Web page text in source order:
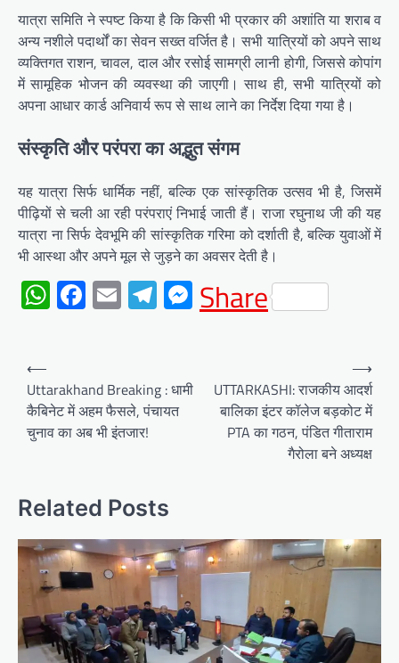
यात्रा समिति ने स्पष्ट किया है कि किसी भी प्रकार की अशांति या शराब व
अन्य नशीले पदार्थों का सेवन सख्त वर्जित है। सभी यात्रियों को अपने साथ
व्यक्तिगत राशन, चावल, दाल और रसोई सामग्री लानी होगी, जिससे कोपांग
में सामूहिक भोजन की व्यवस्था की जाएगी। साथ ही, सभी यात्रियों को
अपना आधार कार्ड अनिवार्य रूप से साथ लाने का निर्देश दिया गया है।
संस्कृति और परंपरा का अद्भुत संगम
यह यात्रा सिर्फ धार्मिक नहीं, बल्कि एक सांस्कृतिक उत्सव भी है, जिसमें
पीढ़ियों से चली आ रही परंपराएं निभाई जाती हैं। राजा रघुनाथ जी की यह
यात्रा ना सिर्फ देवभूमि की सांस्कृतिक गरिमा को दर्शाती है, बल्कि युवाओं में
भी आस्था और अपने मूल से जुड़ने का अवसर देती है।
WhatsApp
Facebook
EmailTelegram
Messenger
Share
Post
navigation
⟵
Uttarakhand Breaking : धामी
कैबिनेट में अहम फैसले, पंचायत
चुनाव का अब भी इंतजार!
UTTARKASHI: राजकीय आदर्श
बालिका इंटर कॉलेज बड़कोट में
PTA का गठन, पंडित गीताराम
गैरोला बने अध्यक्ष
⟶
Related Posts